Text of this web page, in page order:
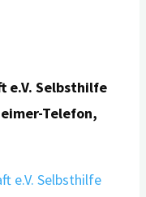
e.V. Selbsthilfe
Telefon,
e.V. Selbsthilfe